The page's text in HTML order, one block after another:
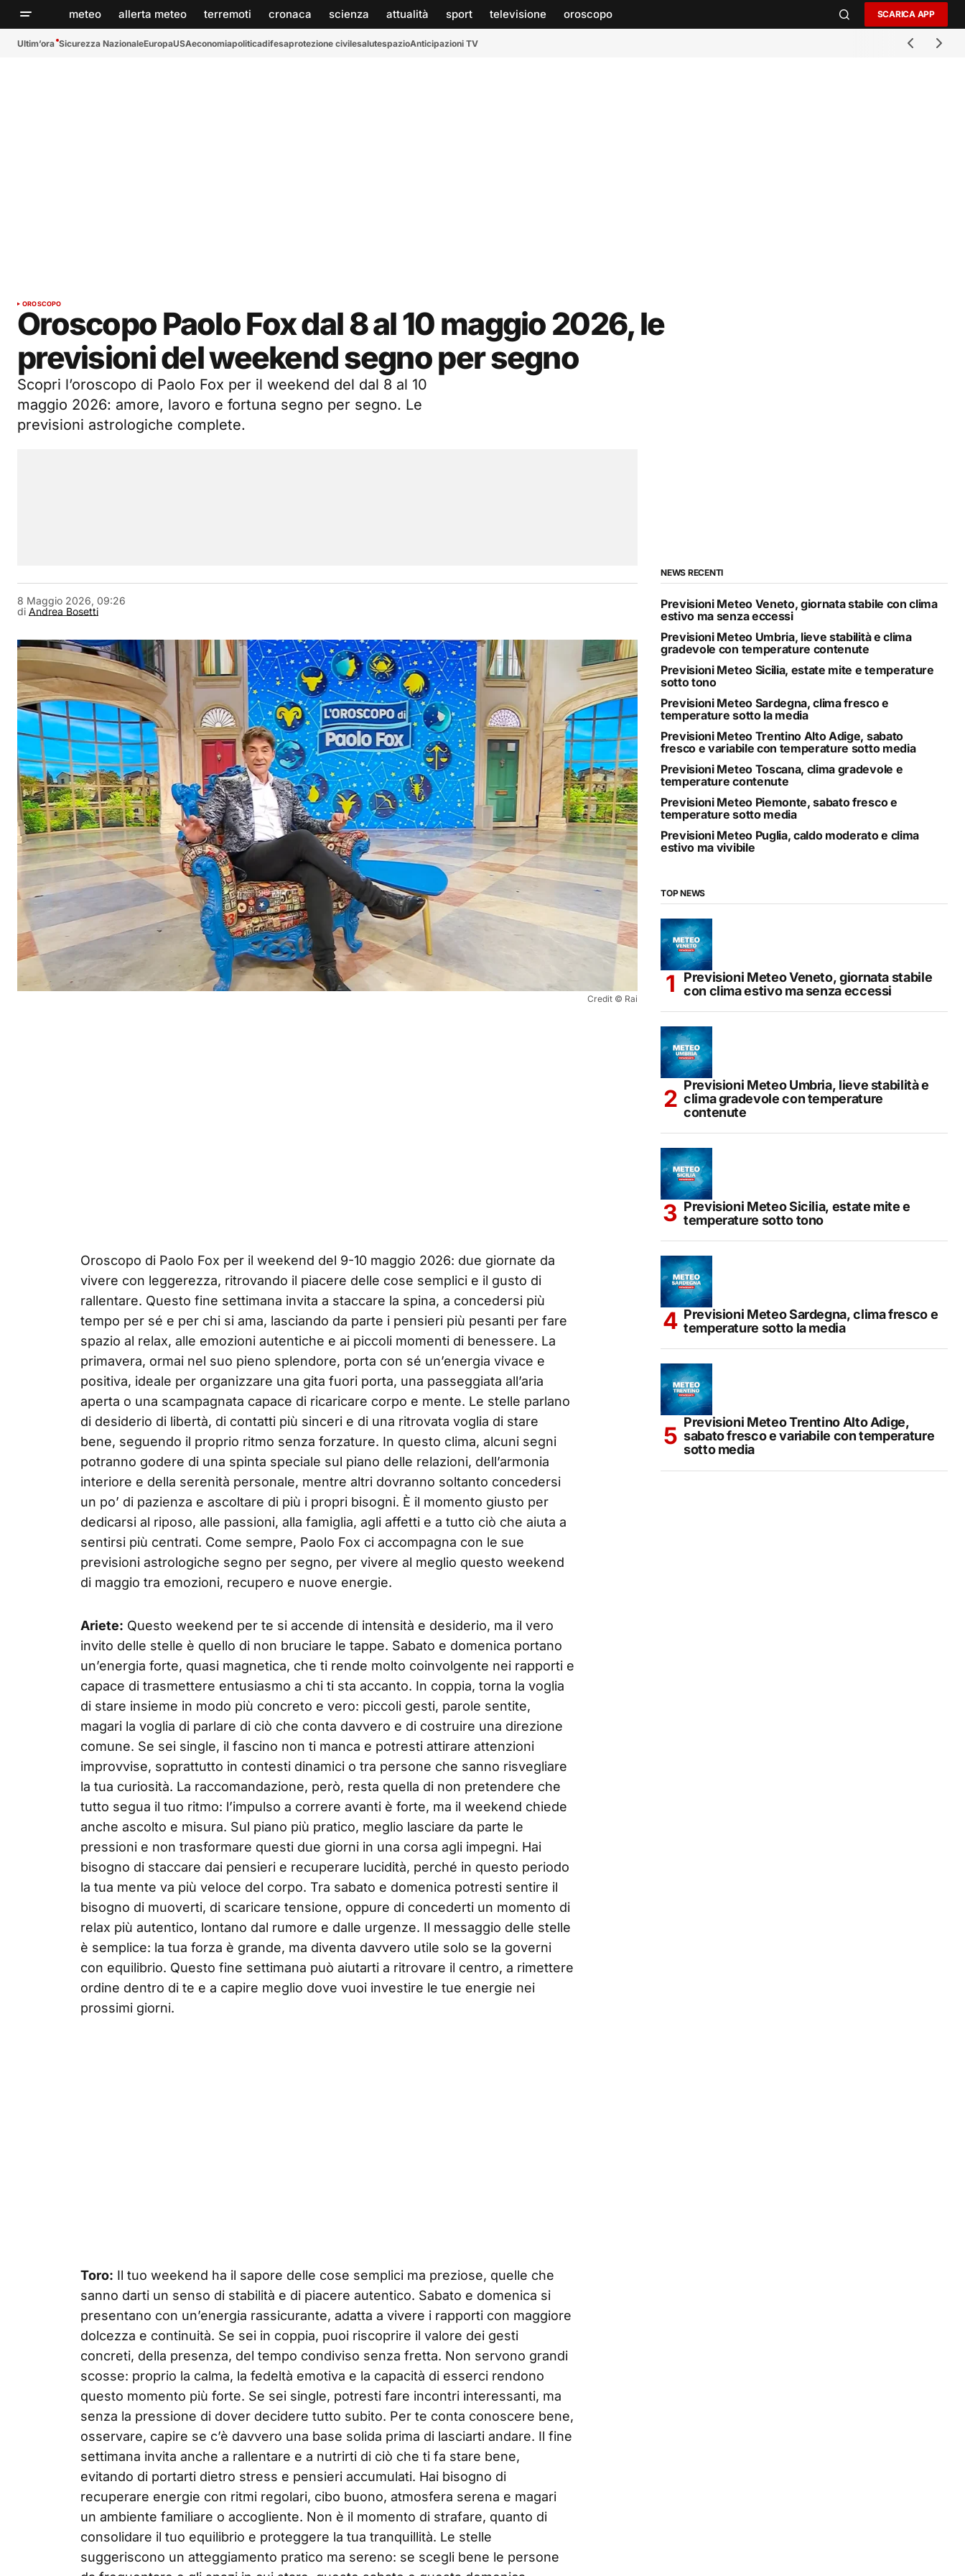
meteo allerta meteo terremoti cronaca scienza attualità sport televisione oroscopo SCARICA APP
Ultim’ora Sicurezza NazionaleEuropaUSAeconomiapoliticadifesaprotezione civilesalutespazioAnticipazioni TV
OROSCOPO
Oroscopo Paolo Fox dal 8 al 10 maggio 2026, le
previsioni del weekend segno per segno
Scopri l’oroscopo di Paolo Fox per il weekend del dal 8 al 10
maggio 2026: amore, lavoro e fortuna segno per segno. Le
previsioni astrologiche complete.
di Andrea Bosetti
8 Maggio 2026, 09:26
Credit © Rai
Oroscopo di Paolo Fox per il weekend del 9-10 maggio 2026: due giornate da
vivere con leggerezza, ritrovando il piacere delle cose semplici e il gusto di
rallentare. Questo fine settimana invita a staccare la spina, a concedersi più
tempo per sé e per chi si ama, lasciando da parte i pensieri più pesanti per fare
spazio al relax, alle emozioni autentiche e ai piccoli momenti di benessere. La
primavera, ormai nel suo pieno splendore, porta con sé un’energia vivace e
positiva, ideale per organizzare una gita fuori porta, una passeggiata all’aria
aperta o una scampagnata capace di ricaricare corpo e mente. Le stelle parlano
di desiderio di libertà, di contatti più sinceri e di una ritrovata voglia di stare
bene, seguendo il proprio ritmo senza forzature. In questo clima, alcuni segni
potranno godere di una spinta speciale sul piano delle relazioni, dell’armonia
interiore e della serenità personale, mentre altri dovranno soltanto concedersi
un po’ di pazienza e ascoltare di più i propri bisogni. È il momento giusto per
dedicarsi al riposo, alle passioni, alla famiglia, agli affetti e a tutto ciò che aiuta a
sentirsi più centrati. Come sempre, Paolo Fox ci accompagna con le sue
previsioni astrologiche segno per segno, per vivere al meglio questo weekend
di maggio tra emozioni, recupero e nuove energie.
Ariete: Questo weekend per te si accende di intensità e desiderio, ma il vero
invito delle stelle è quello di non bruciare le tappe. Sabato e domenica portano
un’energia forte, quasi magnetica, che ti rende molto coinvolgente nei rapporti e
capace di trasmettere entusiasmo a chi ti sta accanto. In coppia, torna la voglia
di stare insieme in modo più concreto e vero: piccoli gesti, parole sentite,
magari la voglia di parlare di ciò che conta davvero e di costruire una direzione
comune. Se sei single, il fascino non ti manca e potresti attirare attenzioni
improvvise, soprattutto in contesti dinamici o tra persone che sanno risvegliare
la tua curiosità. La raccomandazione, però, resta quella di non pretendere che
tutto segua il tuo ritmo: l’impulso a correre avanti è forte, ma il weekend chiede
anche ascolto e misura. Sul piano più pratico, meglio lasciare da parte le
pressioni e non trasformare questi due giorni in una corsa agli impegni. Hai
bisogno di staccare dai pensieri e recuperare lucidità, perché in questo periodo
la tua mente va più veloce del corpo. Tra sabato e domenica potresti sentire il
bisogno di muoverti, di scaricare tensione, oppure di concederti un momento di
relax più autentico, lontano dal rumore e dalle urgenze. Il messaggio delle stelle
è semplice: la tua forza è grande, ma diventa davvero utile solo se la governi
con equilibrio. Questo fine settimana può aiutarti a ritrovare il centro, a rimettere
ordine dentro di te e a capire meglio dove vuoi investire le tue energie nei
prossimi giorni.
Toro: Il tuo weekend ha il sapore delle cose semplici ma preziose, quelle che
sanno darti un senso di stabilità e di piacere autentico. Sabato e domenica si
presentano con un’energia rassicurante, adatta a vivere i rapporti con maggiore
dolcezza e continuità. Se sei in coppia, puoi riscoprire il valore dei gesti
concreti, della presenza, del tempo condiviso senza fretta. Non servono grandi
scosse: proprio la calma, la fedeltà emotiva e la capacità di esserci rendono
questo momento più forte. Se sei single, potresti fare incontri interessanti, ma
senza la pressione di dover decidere tutto subito. Per te conta conoscere bene,
osservare, capire se c’è davvero una base solida prima di lasciarti andare. Il fine
settimana invita anche a rallentare e a nutrirti di ciò che ti fa stare bene,
evitando di portarti dietro stress e pensieri accumulati. Hai bisogno di
recuperare energie con ritmi regolari, cibo buono, atmosfera serena e magari
un ambiente familiare o accogliente. Non è il momento di strafare, quanto di
consolidare il tuo equilibrio e proteggere la tua tranquillità. Le stelle
suggeriscono un atteggiamento pratico ma sereno: se scegli bene le persone
NEWS RECENTI
Previsioni Meteo Veneto, giornata stabile con clima
estivo ma senza eccessi
Previsioni Meteo Umbria, lieve stabilità e clima
gradevole con temperature contenute
Previsioni Meteo Sicilia, estate mite e temperature
sotto tono
Previsioni Meteo Sardegna, clima fresco e
temperature sotto la media
Previsioni Meteo Trentino Alto Adige, sabato
fresco e variabile con temperature sotto media
Previsioni Meteo Toscana, clima gradevole e
temperature contenute
Previsioni Meteo Piemonte, sabato fresco e
temperature sotto media
Previsioni Meteo Puglia, caldo moderato e clima
estivo ma vivibile
TOP NEWS
Previsioni Meteo Veneto, giornata stabile
con clima estivo ma senza eccessi
Previsioni Meteo Umbria, lieve stabilità e
clima gradevole con temperature
contenute
Previsioni Meteo Sicilia, estate mite e
temperature sotto tono
Previsioni Meteo Sardegna, clima fresco e
temperature sotto la media
Previsioni Meteo Trentino Alto Adige,
sabato fresco e variabile con temperature
sotto media